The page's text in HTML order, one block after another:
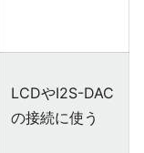
LCDやI2S-DAC
の接続に使う